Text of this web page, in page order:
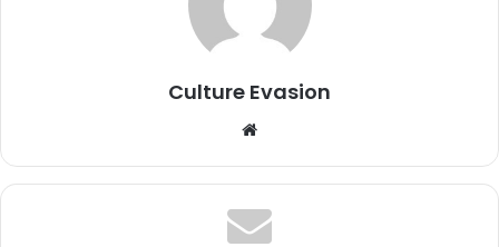
Culture Evasion
te